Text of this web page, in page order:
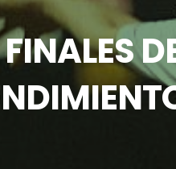
FINALES